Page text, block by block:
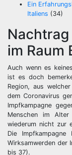
Ein
Italiens (34)
im Raum
Auch wenn es
ist es doch
Region, aus
dem Coronavirus
Impfkampagne
Menschen im
wiederum nicht zur
Die
Wirksamwerden der
bis 37).